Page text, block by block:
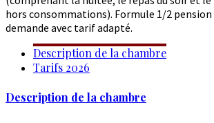
hors consommations). Formule 1/2 pension
demande avec tarif adapté.
Description de la chambre
Tarifs 2026
Description de la chambre